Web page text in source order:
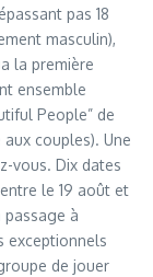
pas 18
masculin),
la première
ensemble
People” de
couples). Une
vous. Dix dates
le 19 août et
à
exceptionnels
de jouer